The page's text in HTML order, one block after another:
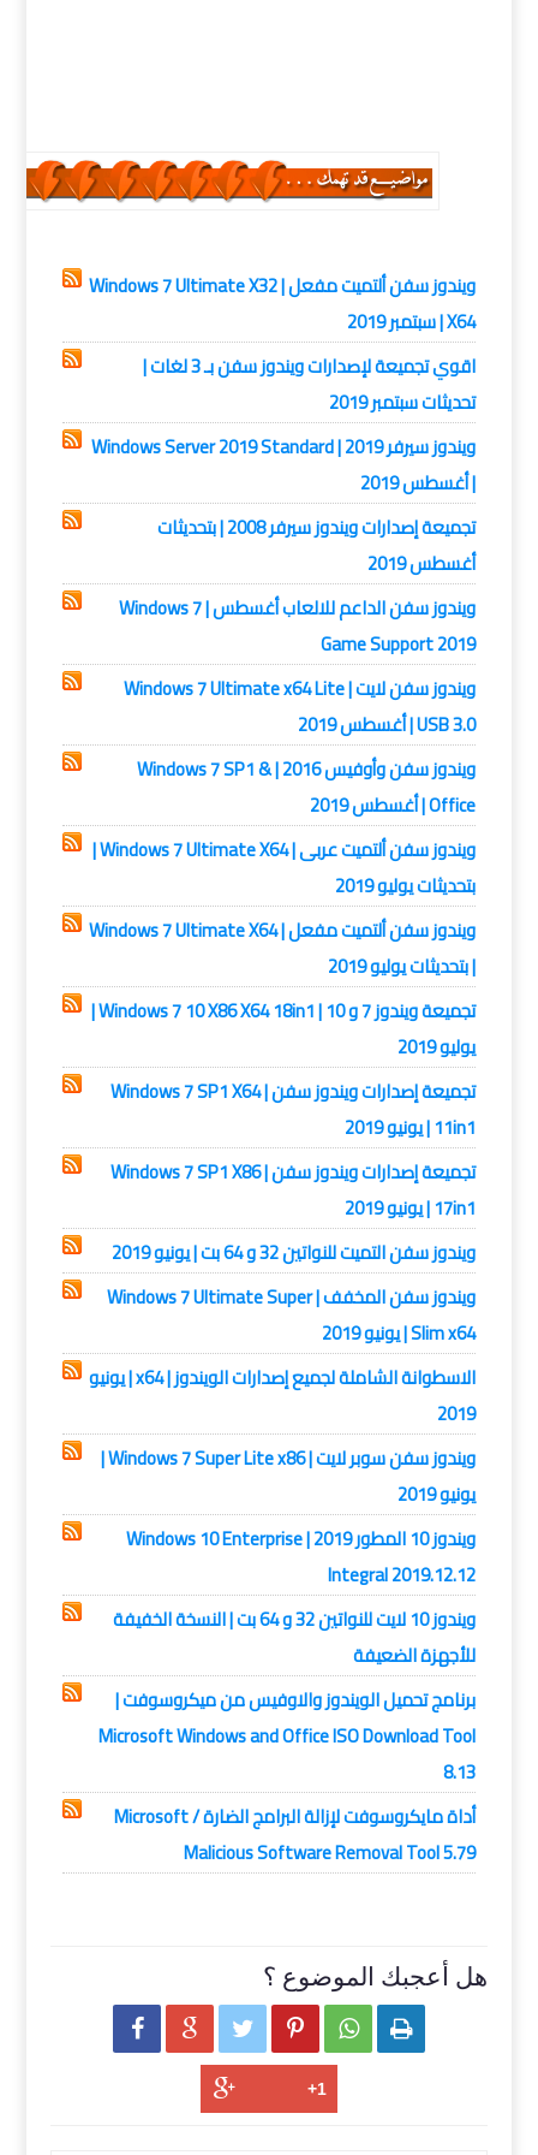
ويندوز سفن ألتميت مفعل | Windows 7 Ultimate X32
X64 | سبتمبر 2019
اقوي تجميعة لإصدارات ويندوز سفن بـ 3 لغات |
تحديثات سبتمبر 2019
ويندوز سيرفر 2019 | Windows Server 2019 Standard
| أغسطس 2019
تجميعة إصدارات ويندوز سيرفر 2008 | بتحديثات
أغسطس 2019
ويندوز سفن الداعم للالعاب أغسطس | Windows 7
Game Support 2019
ويندوز سفن لايت | Windows 7 Ultimate x64 Lite
USB 3.0 | أغسطس 2019
ويندوز سفن وأوفيس 2016 | Windows 7 SP1 &
Office | أغسطس 2019
ويندوز سفن ألتميت عربى | Windows 7 Ultimate X64 |
بتحديثات يوليو 2019
ويندوز سفن ألتميت مفعل | Windows 7 Ultimate X64
| بتحديثات يوليو 2019
تجميعة ويندوز 7 و 10 | Windows 7 10 X86 X64 18in1 |
يوليو 2019
تجميعة إصدارات ويندوز سفن | Windows 7 SP1 X64
11in1 | يونيو 2019
تجميعة إصدارات ويندوز سفن | Windows 7 SP1 X86
17in1 | يونيو 2019
ويندوز سفن التميت للنواتين 32 و 64 بت | يونيو 2019
ويندوز سفن المخفف | Windows 7 Ultimate Super
Slim x64 | يونيو 2019
الاسطوانة الشاملة لجميع إصدارات الويندوز | x64 | يونيو
2019
ويندوز سفن سوبر لايت | Windows 7 Super Lite x86 |
يونيو 2019
ويندوز 10 المطور 2019 | Windows 10 Enterprise
Integral 2019.12.12
ويندوز 10 لايت للنواتين 32 و 64 بت | النسخة الخفيفة
للأجهزة الضعيفة
برنامج تحميل الويندوز والاوفيس من ميكروسوفت |
Microsoft Windows and Office ISO Download Tool
8.13
أداة مايكروسوفت لإزالة البرامج الضارة / Microsoft
Malicious Software Removal Tool 5.79
هل أعجبك الموضوع ؟
     